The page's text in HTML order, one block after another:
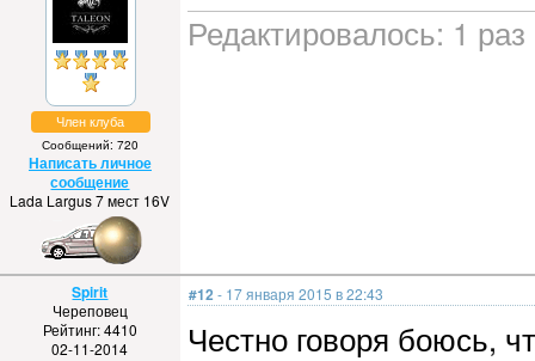
Член клуба
Сообщений: 720
Написать личное
сообщение
Lada Largus 7 мест 16V
Редактировалось: 1
Spirit
Череповец
Рейтинг: 4410
02-11-2014
#12 - 17 января 2015 в 22:43
Честно говоря боюсь,